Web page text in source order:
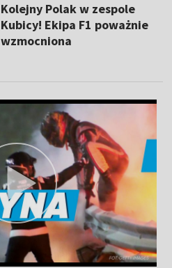
Kolejny Polak w zespole
Kubicy! Ekipa F1 poważnie
wzmocniona